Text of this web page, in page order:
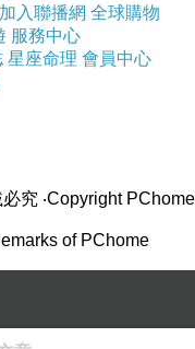
加入聯播網 全球購物
服務中心
星座命理 會員中心
必究 ‧Copyright PChome
of PChome